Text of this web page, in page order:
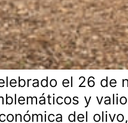
el 26
y
del